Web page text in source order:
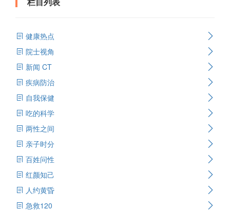
健康热点
院士视角
新闻 CT
疾病防治
自我保健
吃的科学
两性之间
亲子时分
百姓问性
红颜知己
人约黄昏
急救120